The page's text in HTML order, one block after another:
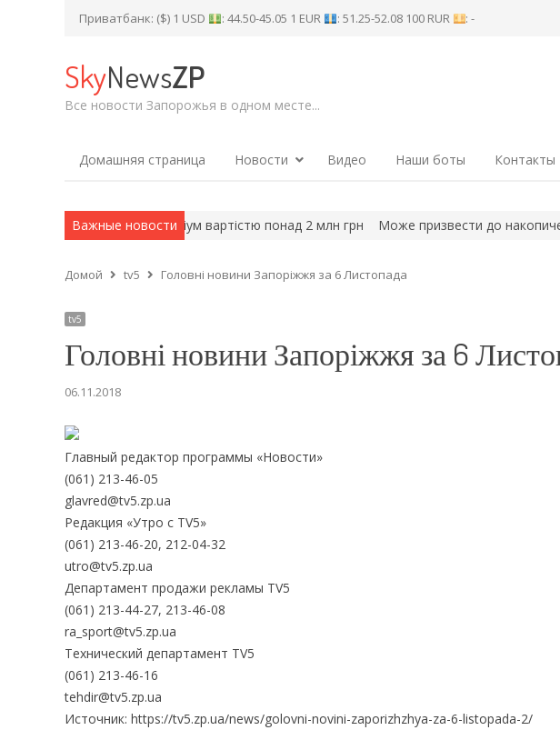
Приватбанк: ($) 1 USD : 44.50-45.05 1 EUR : 51.25-52.08 100 RUR : -
SkyNewsZP
Все новости Запорожья в одном месте...
Домашняя страница Новости Видео Наши боты Контакты
Важные новости
етносимпозіум вартістю понад 2 млн грн Може призвести до накопичення
Домой tv5 Головні новини Запоріжжя за 6 Листопада
tv5
Головні новини Запоріжжя за 6
06.11.2018
Главный редактор программы «Новости»
(061) 213-46-05
glavred@tv5.zp.ua
Редакция «Утро с TV5»
(061) 213-46-20, 212-04-32
utro@tv5.zp.ua
Департамент продажи рекламы TV5
(061) 213-44-27, 213-46-08
ra_sport@tv5.zp.ua
Технический департамент TV5
(061) 213-46-16
tehdir@tv5.zp.ua
Источник: https://tv5.zp.ua/news/golovni-novini-zaporizhzhya-za-6-listopada-2/